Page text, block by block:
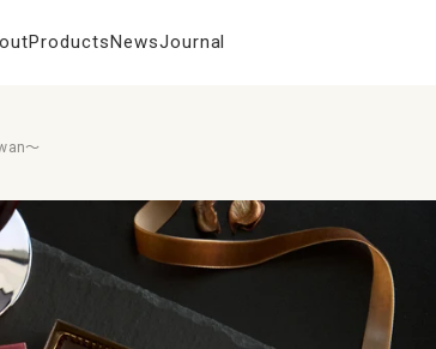
ProductsNewsJournal
〜